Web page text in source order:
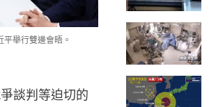
舉行雙邊會晤。
談判等迫切的